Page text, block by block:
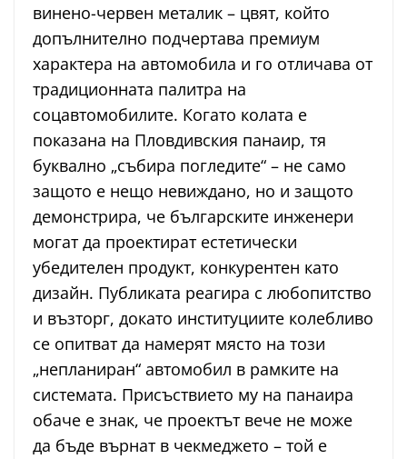
винено-червен металик – цвят, който
допълнително подчертава премиум
характера на автомобила и го отличава от
традиционната палитра на
соцавтомобилите. Когато колата е
показана на Пловдивския панаир, тя
буквално „събира погледите“ – не само
защото е нещо невиждано, но и защото
демонстрира, че българските инженери
могат да проектират естетически
убедителен продукт, конкурентен като
дизайн. Публиката реагира с любопитство
и възторг, докато институциите колебливо
се опитват да намерят място на този
„непланиран“ автомобил в рамките на
системата. Присъствието му на панаира
обаче е знак, че проектът вече не може
да бъде върнат в чекмеджето – той е